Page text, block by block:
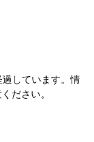
しています。情
ださい。